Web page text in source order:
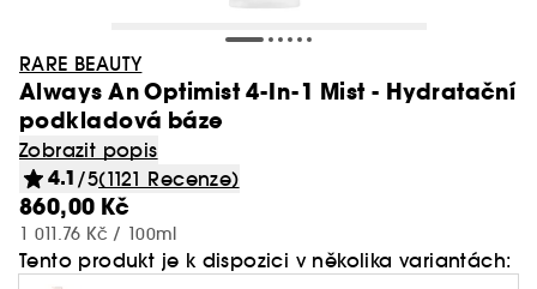
RARE BEAUTY
Always An Optimist 4-In-1 Mist - Hydratační
podkladová báze
Zobrazit popis
4.1 /5(1121 Recenze)
860,00 Kč
1 011.76 Kč / 100ml
Tento produkt je k dispozici v několika variantách: